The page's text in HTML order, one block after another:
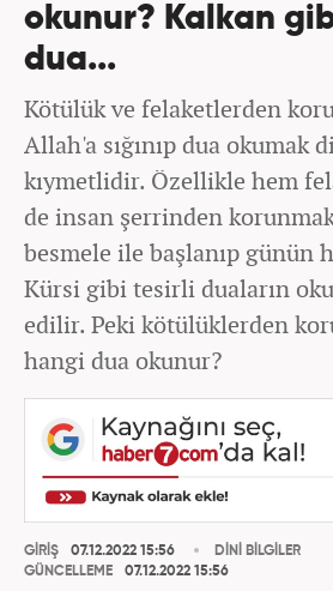
okunur? Kalkan
dua...
Kötülük ve felaketlerden
Allah'a sığınıp dua okumak
kıymetlidir. Özellikle hem
de insan şerrinden
besmele ile başlanıp günün
Kürsi gibi tesirli duaların
edilir. Peki kötülüklerden
hangi dua okunur?
GİRİŞ
07.12.2022 15:56
GÜNCELLEME
07.12.2022 15:56
DİNİ BİLGİLER